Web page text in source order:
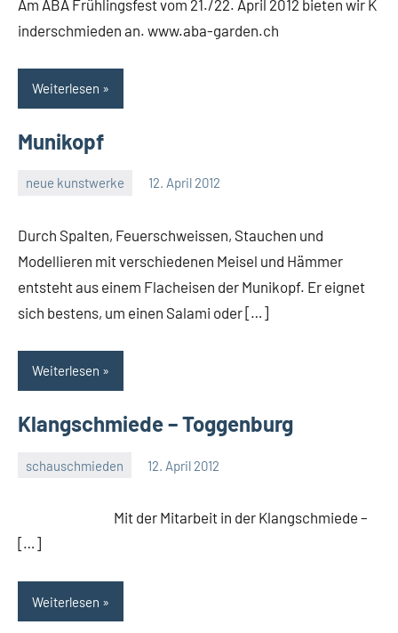
Am ABA Frühlingsfest vom 21./22. April 2012 bieten wir K
inderschmieden an. www.aba-garden.ch
Weiterlesen
Munikopf
neue kunstwerke 12. April 2012
Durch Spalten, Feuerschweissen, Stauchen und
Modellieren mit verschiedenen Meisel und Hämmer
entsteht aus einem Flacheisen der Munikopf. Er eignet
sich bestens, um einen Salami oder […]
Weiterlesen
Klangschmiede – Toggenburg
schauschmieden 12. April 2012
Mit der Mitarbeit in der Klangschmiede –
[…]
Weiterlesen